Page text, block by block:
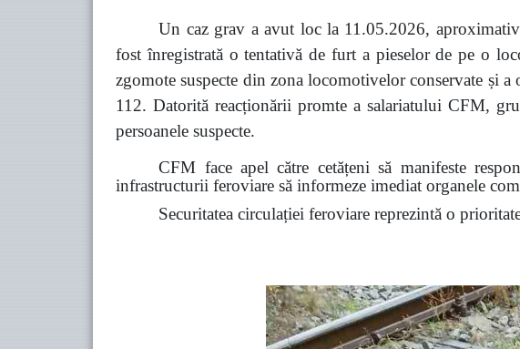
Un caz grav a avut loc la 11.05.2026,
fost înregistrată o tentativă de furt a pieselor de pe o
zgomote suspecte din zona locomotivelor conservate și
112. Datorită reacționării promte a salariatului CFM,
persoanele suspecte.
CFM face apel către cetățeni să manifeste
infrastructurii feroviare să informeze imediat organele
Securitatea circulației feroviare reprezintă o